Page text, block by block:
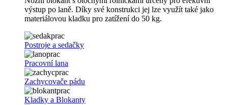
výstup po laně. Díky své konstrukci jej lze využít také jako
materiálovou kladku pro zatížení do 50 kg.
Postroje a sedačky
Pracovní lana
Zachycovače pádu
Kladky a Blokanty